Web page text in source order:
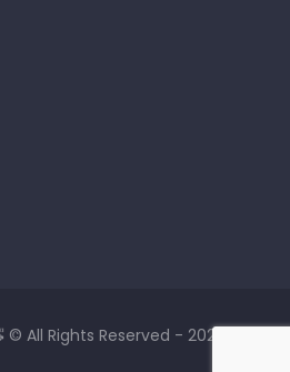
All Rights Reserved - 2026